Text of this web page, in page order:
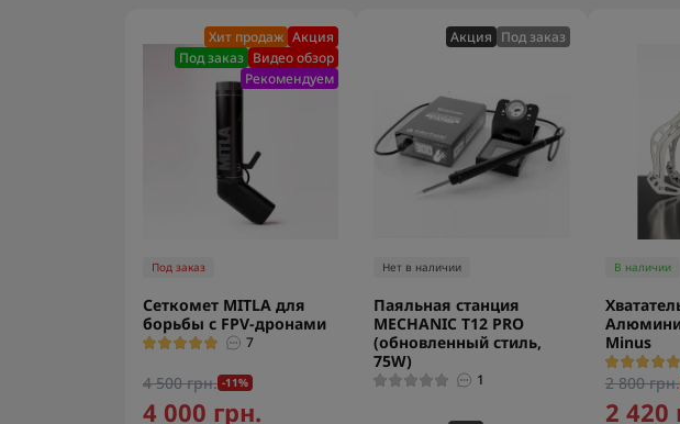
Хит продаж Акция
Под заказ Видео обзор
Рекомендуем
Под заказ
Сеткомет MITLA для
борьбы с FPV-дронами
7
4 500 грн. -11%
4 000 грн.
Акция Под заказ
Нет в наличии
Паяльная станция
MECHANIC T12 PRO
(обновленный стиль,
75W)
1
В наличии
Minus
2 800 грн.
2 420